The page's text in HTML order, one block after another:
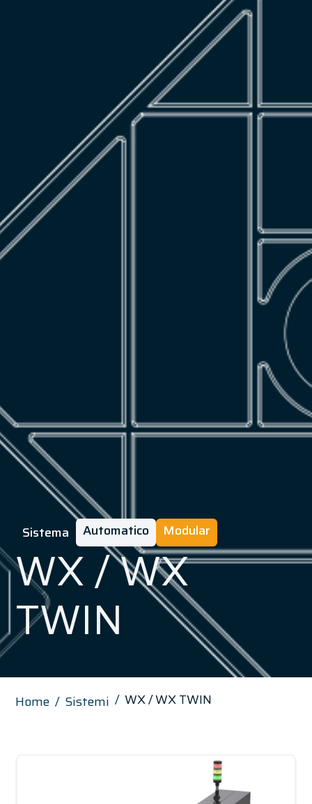
Sistema Automatico Modular
WX / WX
TWIN
Home Sistemi WX / WX TWIN